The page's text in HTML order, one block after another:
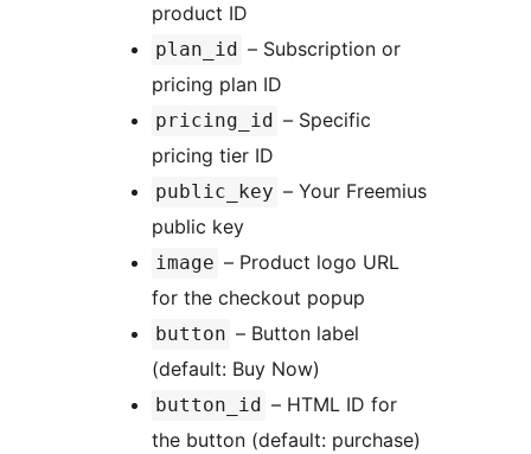
product ID
plan_id – Subscription or
pricing plan ID
pricing_id – Specific
pricing tier ID
public_key – Your Freemius
public key
image – Product logo URL
for the checkout popup
button – Button label
(default: Buy Now)
button_id – HTML ID for
the button (default: purchase)